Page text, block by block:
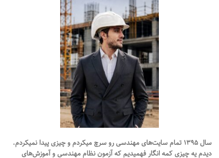
سال ۱۳۹۵ تمام سایت‌های مهندسی رو سرچ میکردم و چیزی پیدا نمیکردم.
دیدم یه چیزی کمه انگار فهميديم که آزمون نظام مهندسی و آموزش‌های